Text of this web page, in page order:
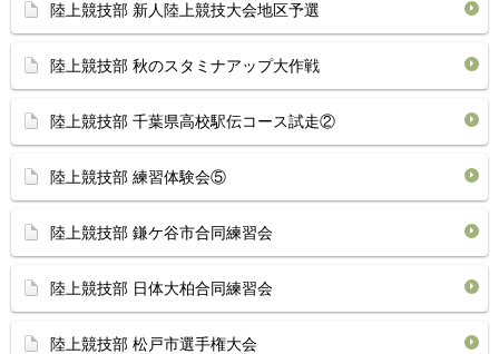
陸上競技部 新人陸上競技大会地区予選
陸上競技部 秋のスタミナアップ大作戦
陸上競技部 千葉県高校駅伝コース試走②
陸上競技部 練習体験会⑤
陸上競技部 鎌ケ谷市合同練習会
陸上競技部 日体大柏合同練習会
陸上競技部 松戸市選手権大会